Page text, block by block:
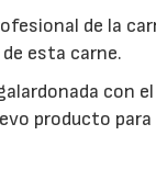
de la
esta carne.
con
producto